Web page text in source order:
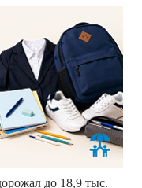
до 18,9 тыс.